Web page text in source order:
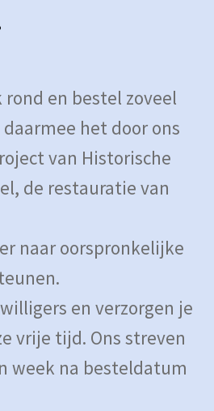
rond en bestel zoveel
het door ons
van Historische
de restauratie van
naar oorspronkelijke
en verzorgen je
vrije tijd. Ons streven
week na besteldatum